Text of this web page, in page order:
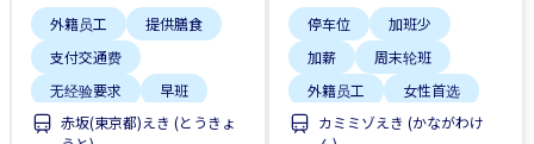
外籍员工
提供膳食
支付交通费
无经验要求
早班
每周2-3天
短期
赤坂(東京都)えき (とうきょ
停车位
加班少
加薪
周末轮班
外籍员工
女性首选
学生签证首选
カミミゾえき (かながわけ